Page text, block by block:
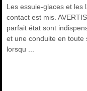
Les essuie-glaces et les
contact est mis.
parfait état sont
et une conduite en toute
lorsqu ...